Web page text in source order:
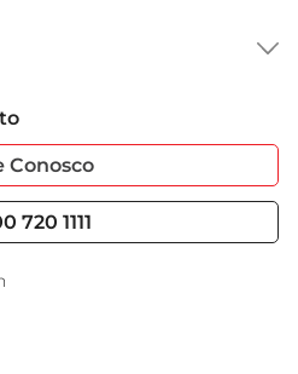
Conosco
720 1111